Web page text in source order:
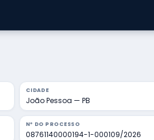
CIDADE
João Pessoa — PB
Nº DO PROCESSO
08761140000194-1-000109/2026